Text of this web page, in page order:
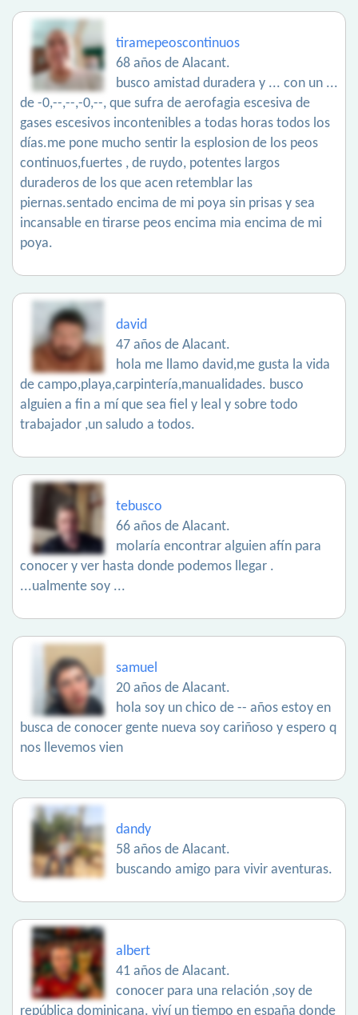
tiramepeoscontinuos
68 años de Alacant.
busco amistad duradera y ... con un ...
de -0,--,--,-0,--, que sufra de aerofagia escesiva de
gases escesivos incontenibles a todas horas todos los
días.me pone mucho sentir la esplosion de los peos
continuos,fuertes , de ruydo, potentes largos
duraderos de los que acen retemblar las
piernas.sentado encima de mi poya sin prisas y sea
incansable en tirarse peos encima mia encima de mi
poya.
david
47 años de Alacant.
hola me llamo david,me gusta la vida
de campo,playa,carpintería,manualidades. busco
alguien a fin a mí que sea fiel y leal y sobre todo
trabajador ,un saludo a todos.
tebusco
66 años de Alacant.
molaría encontrar alguien afín para
conocer y ver hasta donde podemos llegar .
...ualmente soy ...
samuel
20 años de Alacant.
hola soy un chico de -- años estoy en
busca de conocer gente nueva soy cariñoso y espero q
nos llevemos vien
dandy
58 años de Alacant.
buscando amigo para vivir aventuras.
albert
41 años de Alacant.
conocer para una relación ,soy de
república dominicana. viví un tiempo en españa donde